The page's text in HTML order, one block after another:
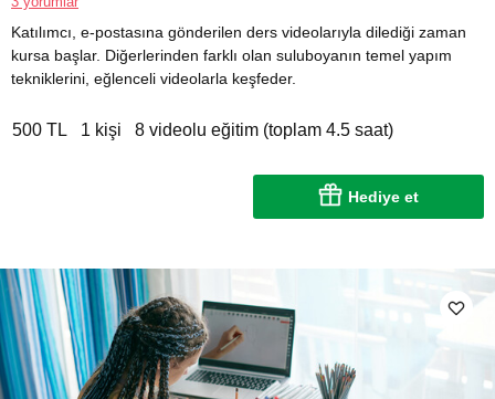
Katılımcı, e-postasına gönderilen ders videolarıyla dilediği zaman
kursa başlar. Diğerlerinden farklı olan suluboyanın temel yapım
tekniklerini, eğlenceli videolarla keşfeder.
500 TL 1 kişi 8 videolu eğitim (toplam 4.5 saat)
Hediye et